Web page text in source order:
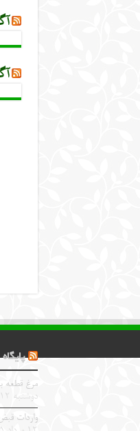
مرغ قطعه‌
دوشنبه ۱۲ مرداد ۱۴۰۵
واردات